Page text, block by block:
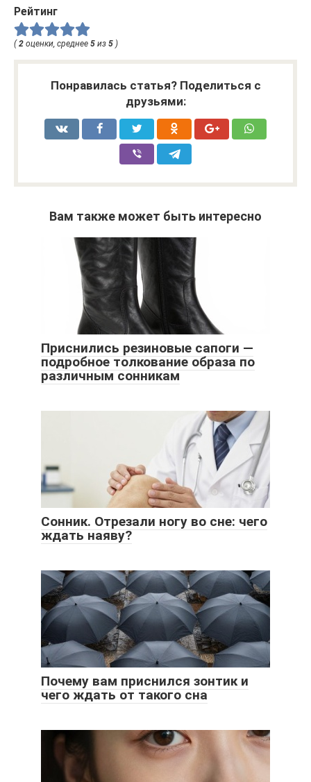
Рейтинг
( 2 оценки, среднее 5 из 5 )
Понравилась статья? Поделиться с
друзьями:
Вам также может быть интересно
Приснились резиновые сапоги —
подробное толкование образа по
различным сонникам
Сонник. Отрезали ногу во сне: чего
ждать наяву?
Почему вам приснился зонтик и
чего ждать от такого сна